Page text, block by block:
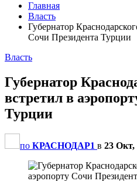
Главная
Власть
Губернатор
Сочи Президента Турции
Власть
Губернатор
встретил в
Турции
по КРАСНОДАР1 в 23 Окт,